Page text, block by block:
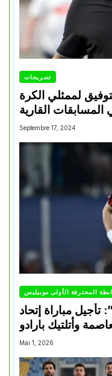
تصريحات
لممثلي الكرة
Septembre 17, 2024
المحترفة الأولى موبيليس
تأجيل مباراة إتحاد
وأتلتيك بارادو
Mai 1, 2026